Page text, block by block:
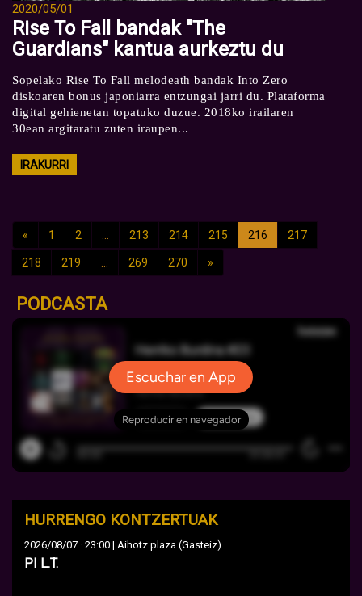
2020/05/01
Rise To Fall bandak "The
Guardians" kantua aurkeztu du
Sopelako Rise To Fall melodeath bandak Into Zero
diskoaren bonus japoniarra entzungai jarri du. Plataforma
digital gehienetan topatuko duzue. 2018ko irailaren
30ean argitaratu zuten iraupen...
IRAKURRI
« 1 2 213 214 215 216 217
218 219 269 270 »
PODCASTA
HURRENGO KONTZERTUAK
2026/08/07 · 23:00 | Aihotz plaza (Gasteiz)
PI L.T.